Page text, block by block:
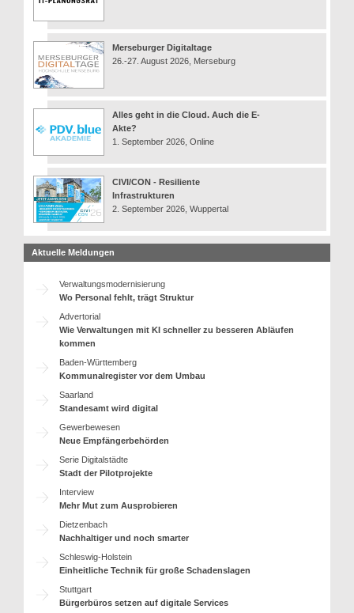
Merseburger Digitaltage
26.-27. August 2026, Merseburg
Alles geht in die Cloud. Auch die E-
Akte?
1. September 2026, Online
CIVI/CON - Resiliente
Infrastrukturen
2. September 2026, Wuppertal
Aktuelle Meldungen
Verwaltungsmodernisierung
Wo Personal fehlt, trägt Struktur
Advertorial
Wie Verwaltungen mit KI schneller zu besseren Abläufen
kommen
Baden-Württemberg
Kommunalregister vor dem Umbau
Saarland
Standesamt wird digital
Gewerbewesen
Neue Empfängerbehörden
Serie Digitalstädte
Stadt der Pilotprojekte
Interview
Mehr Mut zum Ausprobieren
Dietzenbach
Nachhaltiger und noch smarter
Schleswig-Holstein
Einheitliche Technik für große Schadenslagen
Stuttgart
Bürgerbüros setzen auf digitale Services